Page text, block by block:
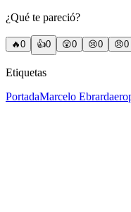
¿Qué te pareció?
🔥0 👍0 😲0 😢0 😠0
Etiquetas
PortadaMarcelo Ebrard